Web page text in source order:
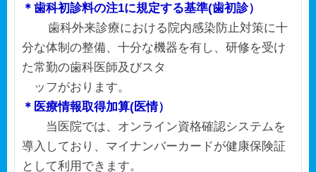
＊歯科初診料の注1に規定する基準(歯初診）
歯科外来診療における院内感染防止対策に十
分な体制の整備、十分な機器を有し、研修を受け
た常勤の歯科医師及びスタ
ッフがおります。
＊医療情報取得加算(医情）
当医院では、オンライン資格確認システムを
導入しており、マイナンバーカードが健康保険証
として利用できます。